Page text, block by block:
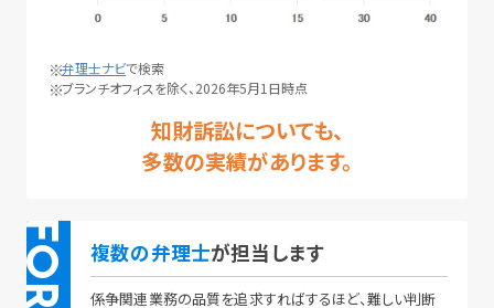
弁理士ナビで検索
ブランチオフィスを除く、2026年5月1日時点
知財訴訟についても、
多数の実績があります。
複数の弁理士が担当します
係争関連業務の品質を追求すればするほど、難しい判断